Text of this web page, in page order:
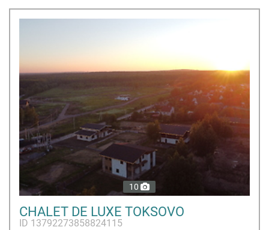
10
CHALET DE LUXE TOKSOVO
ID 13792273858824115